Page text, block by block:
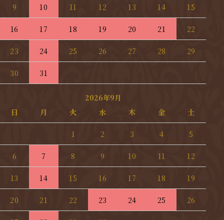
9 10 11 12 13 14 15
16 17 18 19 20 21 22
23 24 25 26 27 28 29
30 31
2026年9月
日 月 火 水 木 金 土
1 2 3 4 5
6 7 8 9 10 11 12
13 14 15 16 17 18 19
20 21 22 23 24 25 26